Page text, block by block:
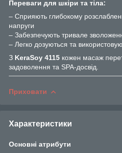
Переваги для шкіри та тіла:
– Сприяють глибокому
напруги
– Забезпечують тривале
– Легко дозуються та
З KeraSoy 4115 кожен масаж
задоволення та SPA-досвід.
Приховати
Характеристики
Основні атрибути